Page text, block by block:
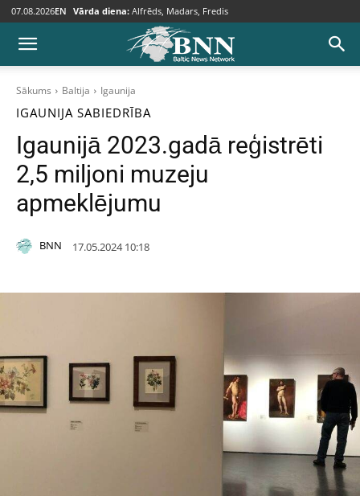
07.08.2026EN Vārda diena: Alfrēds, Madars, Fredis
Sākums Baltija Igaunija
IGAUNIJA SABIEDRĪBA
Igaunijā 2023.gadā reģistrēti
2,5 miljoni muzeju
apmeklējumu
BNN 17.05.2024 10:18